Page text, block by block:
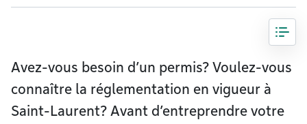
Avez-vous besoin d’un permis? Voulez-vous
connaître la réglementation en vigueur à
Saint-Laurent? Avant d’entreprendre votre